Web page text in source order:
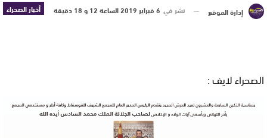
أخبار الصحراء إدارة الموقع نشر في 6 فبراير 2019 الساعة 12 و 18 دقيقة
الصحراء لايف :